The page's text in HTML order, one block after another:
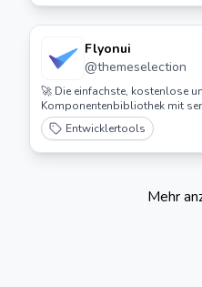
Flyonui
@themeselection
🚀 Die einfachste, kostenlose
Komponentenbibliothek mit
Entwicklertools
Mehr